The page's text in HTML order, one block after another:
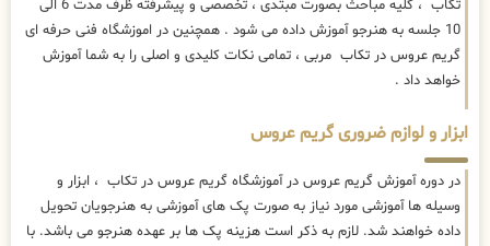
تکاب ، کلیه مباحث بصورت مبتدی ، تخصصی و پیشرفته ظرف مدت 6 الی
10 جلسه به هنرجو آموزش داده می شود . همچنین در اموزشگاه فنی حرفه ای
گریم عروس در تکاب مربی ، تمامی نکات کلیدی و اصلی را به شما آموزش
خواهد داد .
ابزار و لوازم ضروری گریم عروس
در دوره آموزش گریم عروس در آموزشگاه گریم عروس در تکاب ، ابزار و
وسیله ها آموزشی مورد نیاز به صورت پک های آموزشی به هنرجویان تحویل
داده خواهند شد. لازم به ذکر است هزینه پک ها بر عهده هنرجو می باشد. با